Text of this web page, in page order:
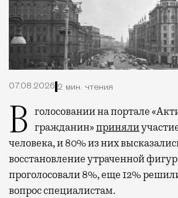
07.08.2026 2 мин. чтения
В голосовании на портале «Активный гражданин»приняли
человека, и 80% из них
восстановление утраченной
проголосовали 8%, еще 12%
вопрос специалистам.